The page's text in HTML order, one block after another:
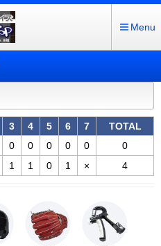
Menu
3 4 5 6 7
TOTAL
0 0 0 0 0
0
1 1 0 1 × 4